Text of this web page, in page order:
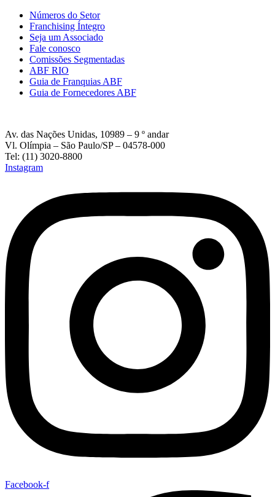
Números do Setor
Franchising Íntegro
Seja um Associado
Fale conosco
Comissões Segmentadas
ABF RIO
Guia de Franquias ABF
Guia de Fornecedores ABF
Av. das Nações Unidas, 10989 – 9 º andar
Vl. Olímpia – São Paulo/SP – 04578-000
Tel: (11) 3020-8800
Instagram
Facebook-f